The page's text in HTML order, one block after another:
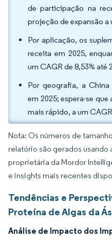
de participação na
projeção de expansão a
Por aplicação, os
receita em 2025,
um CAGR de 8,53% até
Por geografia, a China
em 2025; espera-se
mais rápido, a um
Nota: Os números de
relatório são gerados usando
proprietária da Mordor
e insights mais recentes
Tendências e
Proteína de Algas da
Análise de Impacto dos